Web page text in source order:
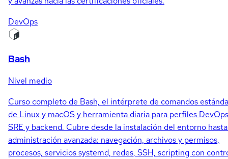
DevOps
Bash
Nivel medio
Curso completo de Bash, el intérprete de comandos
de Linux y macOS y herramienta diaria para perfiles
SRE y backend. Cubre desde la instalación del entorno
administración avanzada: navegación, archivos y permisos,
procesos, servicios systemd, redes, SSH, scripting con